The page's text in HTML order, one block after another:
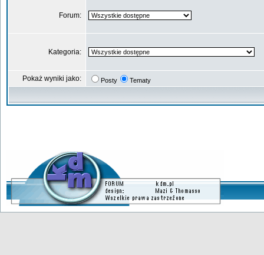
Forum:
Kategoria:
Pokaż wyniki jako: Posty Tematy